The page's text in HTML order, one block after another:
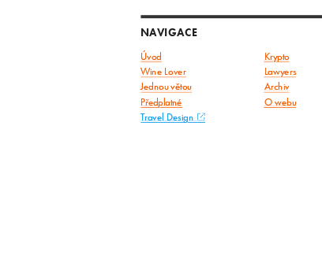
NAVIGACE
Úvod Krypto
Wine Lover
Lawyers
Jednou větou
Archiv
Předplatné O webu
Travel Design